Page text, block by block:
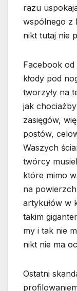
razu
wspólnego z
nikt tutaj nie
Facebook
kłody pod
tworzyły na
jak
zasięgów,
postów,
Waszych
twórcy
które mimo
na
artykułów w
takim
my i tak nie
nikt nie ma
Ostatni